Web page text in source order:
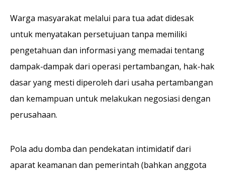
Warga masyarakat melalui para tua adat didesak
untuk menyatakan persetujuan tanpa memiliki
pengetahuan dan informasi yang memadai tentang
dampak-dampak dari operasi pertambangan, hak-hak
dasar yang mesti diperoleh dari usaha pertambangan
dan kemampuan untuk melakukan negosiasi dengan
perusahaan.
Pola adu domba dan pendekatan intimidatif dari
aparat keamanan dan pemerintah (bahkan anggota